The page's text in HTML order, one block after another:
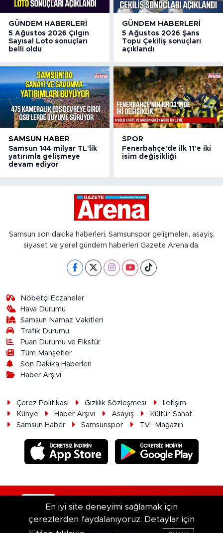
GÜNDEM HABERLERI
5 Ağustos 2026 Çılgın
Sayısal Loto sonuçları
belli oldu
GÜNDEM HABERLERI
5 Ağustos 2026 Şans
Topu Çekiliş sonuçları
açıklandı
SAMSUN HABER
Samsun 144 milyar TL'lik
yatırımla gelişmeye
devam ediyor
SPOR
Fenerbahçe'de ilk 11'e iki
isim değişikliği
Samsun son dakika haberleri, Samsunspor gelişmeleri, asayiş,
siyaset ve yerel gündem haberleri Gazete Arena’da.
Nöbetçi Eczaneler
Hava Durumu
Samsun Namaz Vakitleri
Trafik Durumu
Puan Durumu ve Fikstür
Tüm Manşetler
Son Dakika Haberleri
Haber Arşivi
Çerez Politikası Gizlilik Sözleşmesi
İletişim
Künye
Haber Arşivi Asayiş
Kültür-Sanat
Samsun Haber
Samsunspor TV- Magazin
En iyi site deneyimi sağlamak için
çerezlerden faydalanıyoruz. Detaylar için